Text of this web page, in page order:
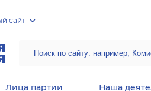
сайт
Лица партии Наша